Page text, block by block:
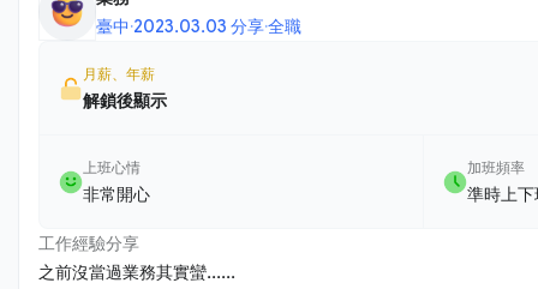
臺中·2023.03.03 分享·全職
月薪、年薪
解鎖後顯示
上班心情
非常開心
加班頻率
準時上下
工作經驗分享
之前沒當過業務其實蠻......